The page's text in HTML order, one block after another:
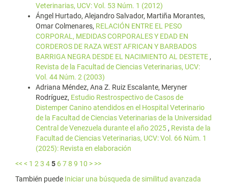
Veterinarias, UCV: Vol. 53 Núm. 1 (2012)
Ángel Hurtado, Alejandro Salvador, Martiña Morantes,
Omar Colmenares, RELACIÓN ENTRE EL PESO
CORPORAL, MEDIDAS CORPORALES Y EDAD EN
CORDEROS DE RAZA WEST AFRICAN Y BARBADOS
BARRIGA NEGRA DESDE EL NACIMIENTO AL DESTETE ,
Revista de la Facultad de Ciencias Veterinarias, UCV:
Vol. 44 Núm. 2 (2003)
Adriana Méndez, Ana Z. Ruiz Escalante, Meryner
Rodríguez, Estudio Restrospectivo de Casos de
Distemper Canino atendidos en el Hospital Veterinario
de la Facultad de Ciencias Veterinarias de la Universidad
Central de Venezuela durante el año 2025 , Revista de la
Facultad de Ciencias Veterinarias, UCV: Vol. 66 Núm. 1
(2025): Revista en elaboración
<< < 1 2 3 45 678 9 10 > >>
También puede Iniciar una búsqueda de similitud avanzada